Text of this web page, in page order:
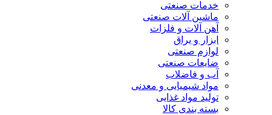
خدمات صنعتی
ماشین آلات صنعتی
آهن آلات و فلزات
ابزار و یراق
لوازم صنعتی
ضایعات صنعتی
آب و فاضلاب
مواد شیمیایی و معدنی
تولید مواد غذایی
بسته بندی کالا